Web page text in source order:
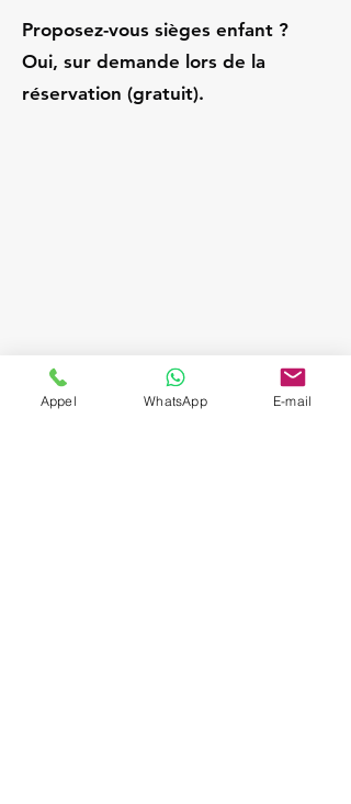
Proposez-vous sièges enfant ?
Oui, sur demande lors de la
réservation (gratuit).
Appel WhatsApp E-mail